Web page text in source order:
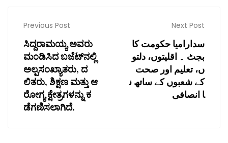
Previous Post
ಸಿದ್ದರಾಮಯ್ಯ ಅವರು
ಮಂಡಿಸಿದ ಬಜೆಟ್‌ನಲ್ಲಿ
ಅಲ್ಪಸಂಖ್ಯಾತರು, ದ
ಲಿತರು, ಶಿಕ್ಷಣ ಮತ್ತು ಆ
ರೋಗ್ಯ ಕ್ಷೇತ್ರಗಳನ್ನು ಕ
ಡೆಗಣಿಸಲಾಗಿದೆ.
Next Post
سدارامیا حکومت کا
بجٹ ۔ اقلیتوں، دلتو
ں، تعلیم اور صحت
کے شعبوں کے ساتھ ن
ا انصافی